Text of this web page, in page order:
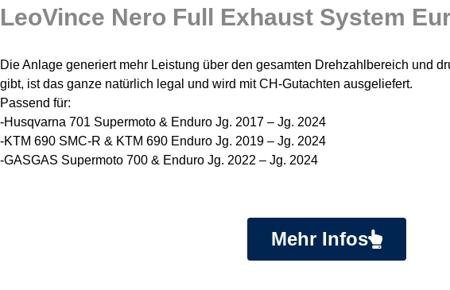
LeoVince Nero Full Exhaust System
Die Anlage generiert mehr Leistung über den gesamten Drehzahlbereich und
gibt, ist das ganze natürlich legal und wird mit CH-Gutachten ausgeliefert.
Passend für:
-Husqvarna 701 Supermoto & Enduro Jg. 2017 – Jg. 2024
-KTM 690 SMC-R & KTM 690 Enduro Jg. 2019 – Jg. 2024
-GASGAS Supermoto 700 & Enduro Jg. 2022 – Jg. 2024
Mehr Infos